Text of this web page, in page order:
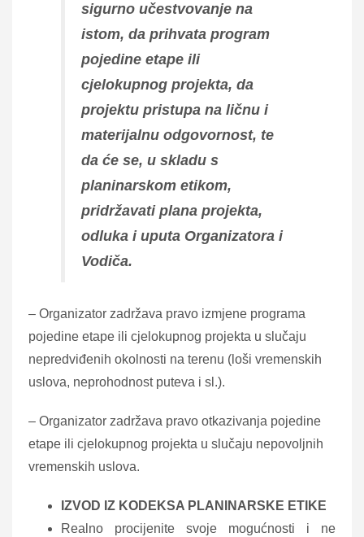
sigurno učestvovanje na
istom, da prihvata program
pojedine etape ili
cjelokupnog projekta, da
projektu pristupa na ličnu i
materijalnu odgovornost, te
da će se, u skladu s
planinarskom etikom,
pridržavati plana projekta,
odluka i uputa Organizatora i
Vodiča.
– Organizator zadržava pravo izmjene programa
pojedine etape ili cjelokupnog projekta u slučaju
nepredviđenih okolnosti na terenu (loši vremenskih
uslova, neprohodnost puteva i sl.).
– Organizator zadržava pravo otkazivanja pojedine
etape ili cjelokupnog projekta u slučaju nepovoljnih
vremenskih uslova.
IZVOD IZ KODEKSA PLANINARSKE ETIKE
Realno procijenite svoje mogućnosti i ne